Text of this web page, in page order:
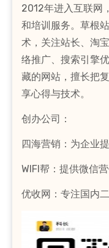
2012年进入互联网
和培训服务。草根
术，关注站长、淘
络推广、搜索引擎
藏的网站，擅长把
享心得与技术。
创办公司：
四海营销：为企业
WIFI帮：提供微信
优收网：专注国内